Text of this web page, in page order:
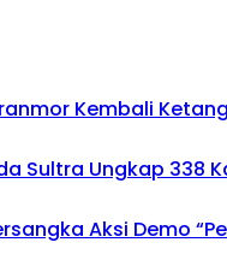
Kembali
Sultra Ungkap 338
Aksi Demo